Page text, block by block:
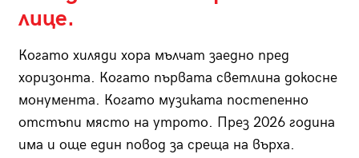
лице.
Когато хиляди хора мълчат заедно пред
хоризонта. Когато първата светлина докосне
монумента. Когато музиката постепенно
отстъпи място на утрото. През 2026 година
има и още един повод за среща на върха.